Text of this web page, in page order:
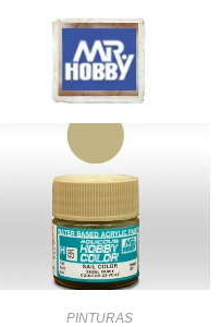
PINTURAS